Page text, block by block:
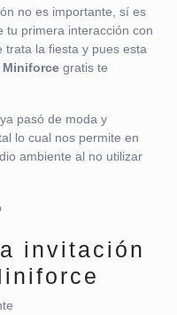
no es importante, sí es
tu primera interacción con
trata la fiesta y pues esta
Miniforce gratis te
pasó de moda y
lo cual nos permite en
ambiente al no utilizar
invitación